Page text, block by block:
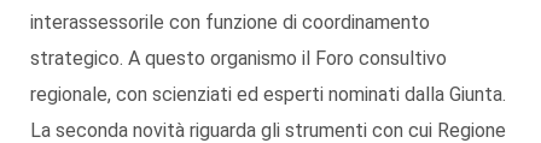
interassessorile con funzione di coordinamento
strategico. A questo organismo il Foro consultivo
regionale, con scienziati ed esperti nominati dalla Giunta.
La seconda novità riguarda gli strumenti con cui Regione